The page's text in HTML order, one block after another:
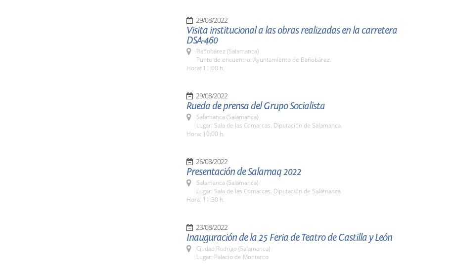
29/08/2022
Visita institucional a las obras realizadas en la carretera
DSA-460
Bañobárez (Salamanca)
Punto de encuentro: Ayuntamiento de Bañobárez.
Hora: 11:00 h.
29/08/2022
Rueda de prensa del Grupo Socialista
Salamanca (Salamanca)
Lugar: Sala de las Comarcas. Diputación de Salamanca.
Hora: 10:00 h.
26/08/2022
Presentación de Salamaq 2022
Salamanca (Salamanca)
Lugar: Sala de las Comarcas. Diputación de Salamanca
Hora: 11:30 h.
23/08/2022
Inauguración de la 25 Feria de Teatro de Castilla y León
Ciudad Rodrigo (Salamanca)
Lugar: Palacio de Montarco